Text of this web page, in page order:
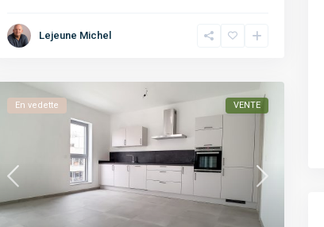
Lejeune Michel
En vedette VENTE